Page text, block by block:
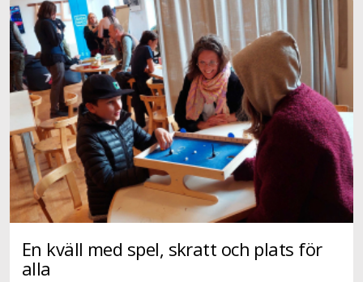
En kväll med spel, skratt och plats för
alla